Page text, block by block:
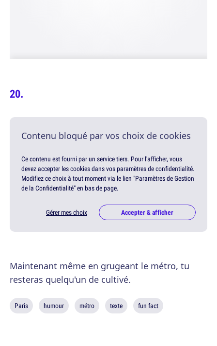
Contenu bloqué par vos choix de cookies
Ce contenu est fourni par un service tiers. Pour l'afficher, vous
devez accepter les cookies dans vos paramètres de confidentialité.
Modifiez ce choix à tout moment via le lien "Paramètres de Gestion
de la Confidentialité" en bas de page.
Gérer mes choix Accepter & afficher
Maintenant même en grugeant le métro, tu
resteras quelqu'un de cultivé.
Paris humour métro texte fun fact